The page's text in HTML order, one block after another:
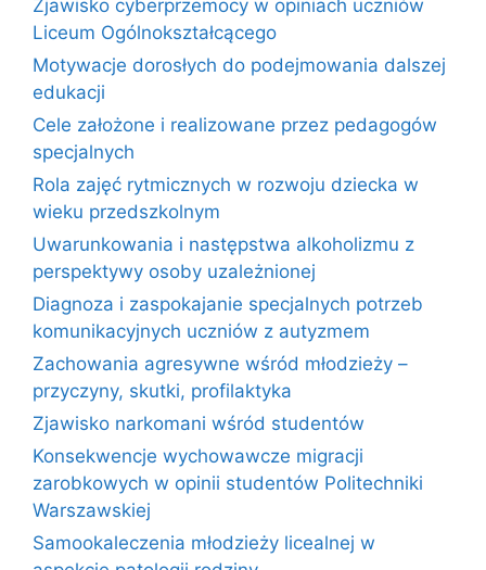
Zjawisko cyberprzemocy w opiniach uczniów
Liceum Ogólnokształcącego
Motywacje dorosłych do podejmowania dalszej
edukacji
Cele założone i realizowane przez pedagogów
specjalnych
Rola zajęć rytmicznych w rozwoju dziecka w
wieku przedszkolnym
Uwarunkowania i następstwa alkoholizmu z
perspektywy osoby uzależnionej
Diagnoza i zaspokajanie specjalnych potrzeb
komunikacyjnych uczniów z autyzmem
Zachowania agresywne wśród młodzieży –
przyczyny, skutki, profilaktyka
Zjawisko narkomani wśród studentów
Konsekwencje wychowawcze migracji
zarobkowych w opinii studentów Politechniki
Warszawskiej
Samookaleczenia młodzieży licealnej w